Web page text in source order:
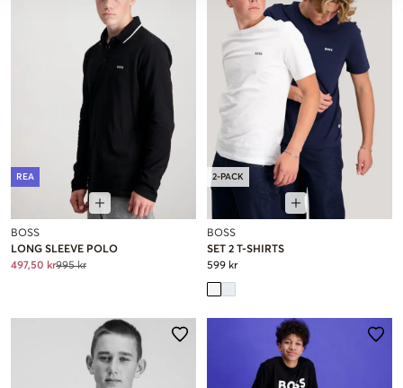
REA
BOSS
LONG SLEEVE POLO
497,50 kr995 kr
2-PACK
BOSS
SET 2 T-SHIRTS
599 kr